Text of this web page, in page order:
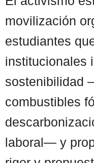
movilización
estudiantes
institucionales
sostenibilidad
combustibles
laboral— y